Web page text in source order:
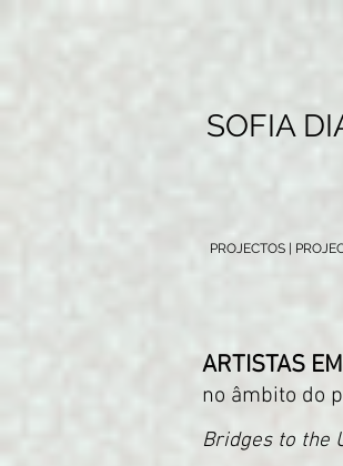
SOFIA
PROJECTOS |
ARTISTAS
no âmbito do
Bridges to the